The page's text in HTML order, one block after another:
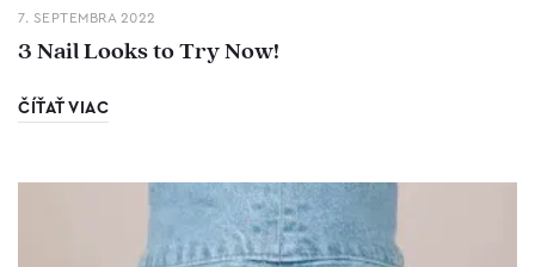
7. SEPTEMBRA 2022
3 Nail Looks to Try Now!
ČÍŤAŤ VIAC